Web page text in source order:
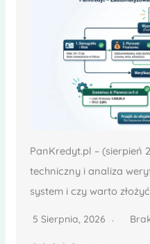
PanKredyt.pl – (sierpień
techniczny i analiza
system i czy warto
5 Sierpnia, 2026